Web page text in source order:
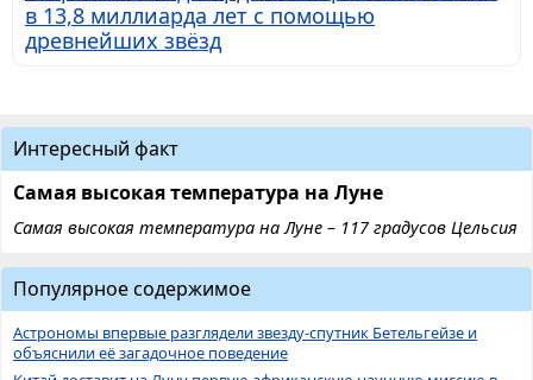
в 13,8 миллиарда лет с помощью
древнейших звёзд
Интересный факт
Самая высокая температура на Луне
Самая высокая температура на Луне – 117 градусов Цельсия
Популярное содержимое
Астрономы впервые разглядели звезду-спутник Бетельгейзе и
объяснили её загадочное поведение